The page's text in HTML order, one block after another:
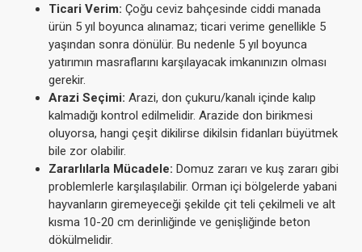
Ticari Verim: Çoğu ceviz bahçesinde ciddi manada
ürün 5 yıl boyunca alınamaz; ticari verime genellikle 5
yaşından sonra dönülür. Bu nedenle 5 yıl boyunca
yatırımın masraflarını karşılayacak imkanınızın olması
gerekir.
Arazi Seçimi: Arazi, don çukuru/kanalı içinde kalıp
kalmadığı kontrol edilmelidir. Arazide don birikmesi
oluyorsa, hangi çeşit dikilirse dikilsin fidanları büyütmek
bile zor olabilir.
Zararlılarla Mücadele: Domuz zararı ve kuş zararı gibi
problemlerle karşılaşılabilir. Orman içi bölgelerde yabani
hayvanların giremeyeceği şekilde çit teli çekilmeli ve alt
kısma 10-20 cm derinliğinde ve genişliğinde beton
dökülmelidir.